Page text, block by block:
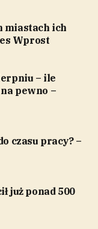
miastach ich
Wprost
– ile
pewno –
czasu pracy? –
już ponad 500